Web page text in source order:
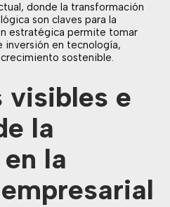
donde la transformación
son claves para la
estratégica permite tomar
inversión en tecnología,
sostenible.
visibles e
la
la